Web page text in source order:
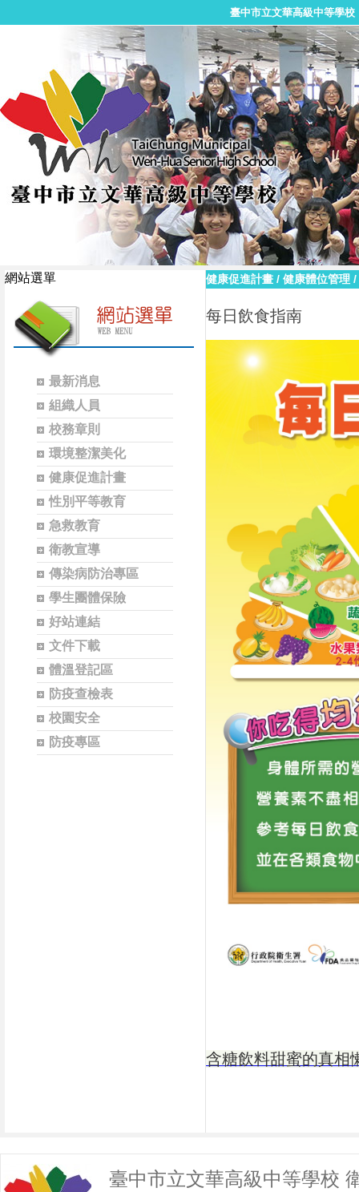
臺中市立文華高級中等學校
網站選單
最新消息
組織人員
校務章則
環境整潔美化
健康促進計畫
性別平等教育
急救教育
衛教宣導
傳染病防治專區
學生團體保險
好站連結
文件下載
體溫登記區
防疫查檢表
校園安全
防疫專區
健康促進計畫 / 健康體位管理 /
每日飲食指南
含糖飲料甜蜜的真相
臺中市立文華高級中等學校